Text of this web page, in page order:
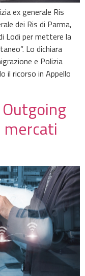
ex generale Ris
dei Ris di Parma,
Lodi per mettere la
Lo dichiara
e Polizia
il ricorso in Appello
mercati